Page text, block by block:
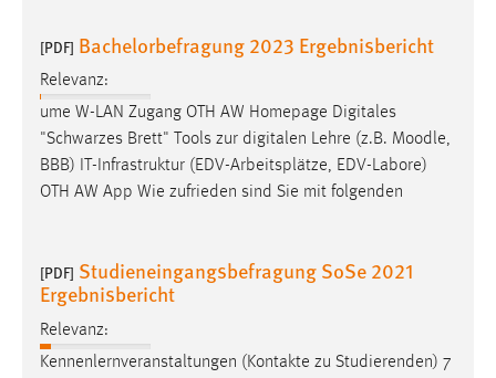
[PDF] Bachelorbefragung 2023 Ergebnisbericht
Relevanz:
ume W-LAN Zugang OTH AW Homepage Digitales
"Schwarzes Brett" Tools zur digitalen Lehre (z.B. Moodle,
BBB) IT-Infrastruktur (EDV-Arbeitsplätze, EDV-Labore)
OTH AW App Wie zufrieden sind Sie mit folgenden
[PDF] Studieneingangsbefragung SoSe 2021
Ergebnisbericht
Relevanz:
Kennenlernveranstaltungen (Kontakte zu Studierenden) 7